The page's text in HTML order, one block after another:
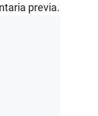
previa.